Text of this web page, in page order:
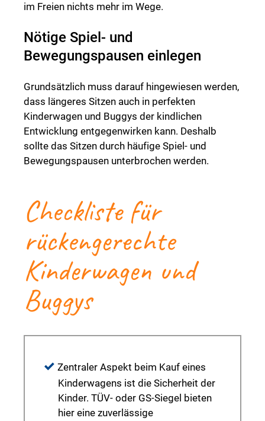
im Freien nichts mehr im Wege.
Nötige Spiel- und
Bewegungspausen einlegen
Grundsätzlich muss darauf hingewiesen werden,
dass längeres Sitzen auch in perfekten
Kinderwagen und Buggys der kindlichen
Entwicklung entgegenwirken kann. Deshalb
sollte das Sitzen durch häufige Spiel- und
Bewegungspausen unterbrochen werden.
Checkliste für
rückengerechte
Kinderwagen und
Buggys
Zentraler Aspekt beim Kauf eines
Kinderwagens ist die Sicherheit der
Kinder. TÜV- oder GS-Siegel bieten
hier eine zuverlässige